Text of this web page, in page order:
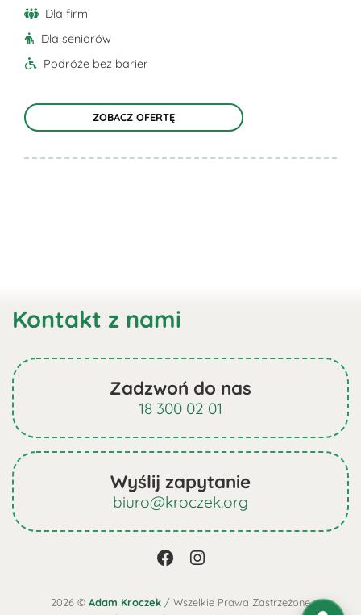
produktu
Dla firm
Dla seniorów
Podróże bez barier
ZOBACZ OFERTĘ
Kontakt z nami
Zadzwoń do nas
18 300 02 01
Wyślij zapytanie
biuro@kroczek.org
2026 © Adam Kroczek / Wszelkie Prawa Zastrzeżone